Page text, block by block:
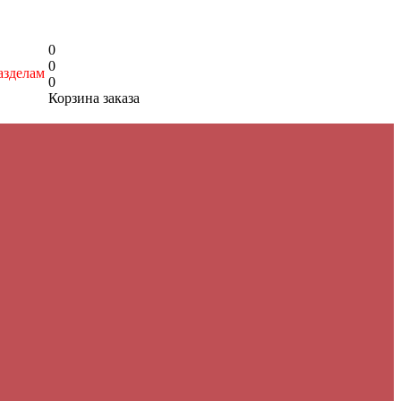
0
0
0
Корзина заказа